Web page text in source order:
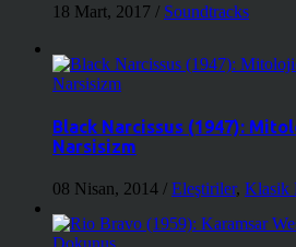
18 Mart, 2017 / Soundtracks
Black Narcissus (1947):
Narsisizm
08 Nisan, 2014 / Eleştiriler, Klasik